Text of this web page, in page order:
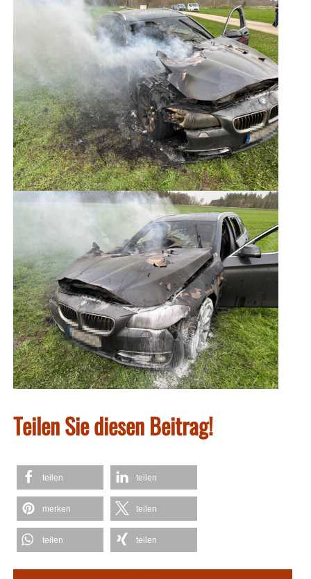
Teilen Sie diesen Beitrag!
teilen teilen
merken teilen
teilen teilen